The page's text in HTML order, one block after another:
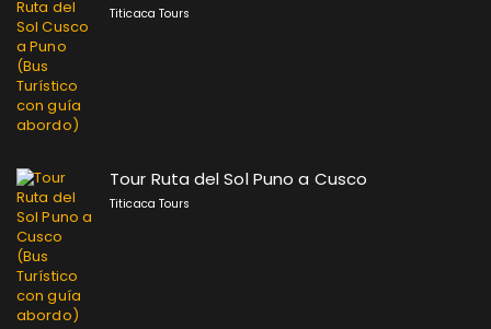
Titicaca Tours
Tour Ruta del Sol Puno a Cusco
Titicaca Tours